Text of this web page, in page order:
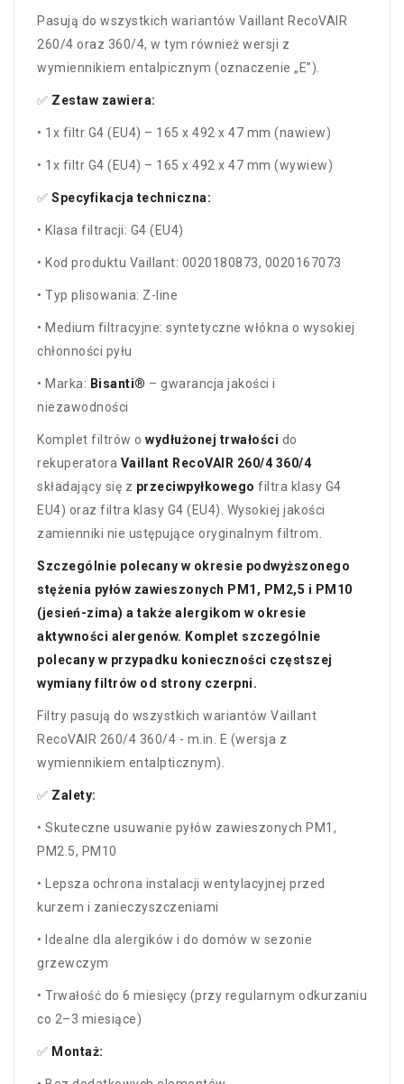
Pasują do wszystkich wariantów Vaillant RecoVAIR
260/4 oraz 360/4, w tym również wersji z
wymiennikiem entalpicznym (oznaczenie „E”).
✅ Zestaw zawiera:
• 1x filtr G4 (EU4) – 165 x 492 x 47 mm (nawiew)
• 1x filtr G4 (EU4) – 165 x 492 x 47 mm (wywiew)
✅ Specyfikacja techniczna:
• Klasa filtracji: G4 (EU4)
• Kod produktu Vaillant: 0020180873, 0020167073
• Typ plisowania: Z-line
• Medium filtracyjne: syntetyczne włókna o wysokiej
chłonności pyłu
• Marka: Bisanti® – gwarancja jakości i
niezawodności
Komplet filtrów o wydłużonej trwałości do
rekuperatora Vaillant RecoVAIR 260/4 360/4
składający się z przeciwpyłkowego filtra klasy G4
EU4) oraz filtra klasy G4 (EU4). Wysokiej jakości
zamienniki nie ustępujące oryginalnym filtrom.
Szczególnie polecany w okresie podwyższonego
stężenia pyłów zawieszonych PM1, PM2,5 i PM10
(jesień-zima) a także alergikom w okresie
aktywności alergenów. Komplet szczególnie
polecany w przypadku konieczności częstszej
wymiany filtrów od strony czerpni.
Filtry pasują do wszystkich wariantów Vaillant
RecoVAIR 260/4 360/4 - m.in. E (wersja z
wymiennikiem entalpticznym).
✅ Zalety:
• Skuteczne usuwanie pyłów zawieszonych PM1,
PM2.5, PM10
• Lepsza ochrona instalacji wentylacyjnej przed
kurzem i zanieczyszczeniami
• Idealne dla alergików i do domów w sezonie
grzewczym
• Trwałość do 6 miesięcy (przy regularnym odkurzaniu
co 2–3 miesiące)
✅ Montaż: